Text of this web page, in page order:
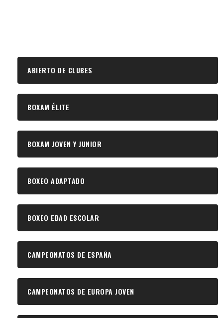
ABIERTO DE CLUBES
BOXAM ÉLITE
BOXAM JOVEN Y JUNIOR
BOXEO ADAPTADO
BOXEO EDAD ESCOLAR
CAMPEONATOS DE ESPAÑA
CAMPEONATOS DE EUROPA JOVEN